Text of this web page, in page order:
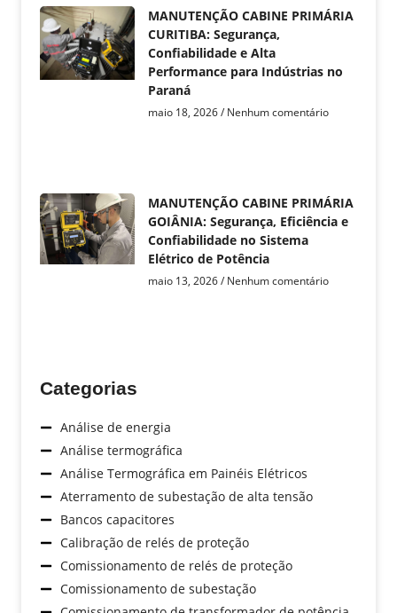
MANUTENÇÃO CABINE PRIMÁRIA
CURITIBA: Segurança,
Confiabilidade e Alta
Performance para Indústrias no
Paraná
maio 18, 2026 Nenhum comentário
MANUTENÇÃO CABINE PRIMÁRIA
GOIÂNIA: Segurança, Eficiência e
Confiabilidade no Sistema
Elétrico de Potência
maio 13, 2026 Nenhum comentário
Categorias
Análise de energia
Análise termográfica
Análise Termográfica em Painéis Elétricos
Aterramento de subestação de alta tensão
Bancos capacitores
Calibração de relés de proteção
Comissionamento de relés de proteção
Comissionamento de subestação